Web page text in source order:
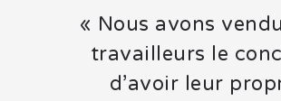
« Nous avons
travailleurs le
d’avoir leur